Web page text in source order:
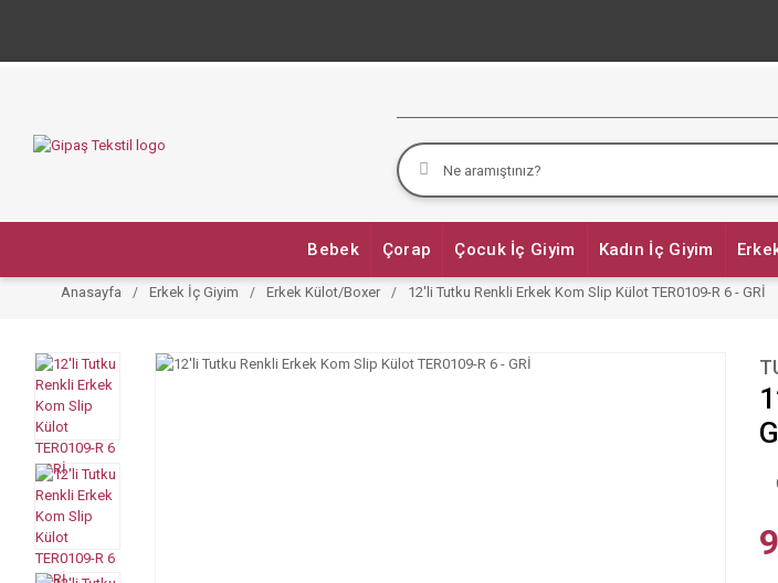
Bebek Çorap Çocuk İç Giyim Kadın İç Giyim
Anasayfa Erkek İç Giyim Erkek Külot/Boxer 12'li Tutku Renkli Erkek Kom Slip Külot TER0109-R 6 - GRİ